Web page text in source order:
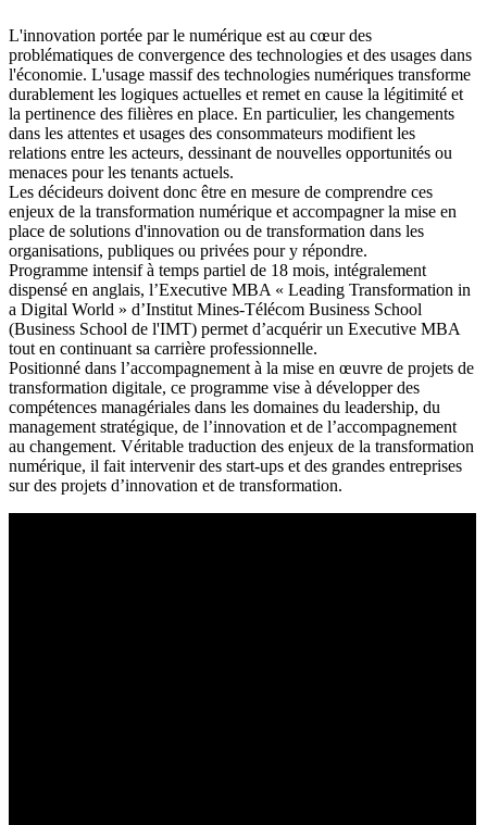
L'innovation portée par le numérique est au cœur des
problématiques de convergence des technologies et des usages dans
l'économie. L'usage massif des technologies numériques transforme
durablement les logiques actuelles et remet en cause la légitimité et
la pertinence des filières en place. En particulier, les changements
dans les attentes et usages des consommateurs modifient les
relations entre les acteurs, dessinant de nouvelles opportunités ou
menaces pour les tenants actuels.
Les décideurs doivent donc être en mesure de comprendre ces
enjeux de la transformation numérique et accompagner la mise en
place de solutions d'innovation ou de transformation dans les
organisations, publiques ou privées pour y répondre.
Programme intensif à temps partiel de 18 mois, intégralement
dispensé en anglais, l’Executive MBA « Leading Transformation in
a Digital World » d’Institut Mines-Télécom Business School
(Business School de l'IMT) permet d’acquérir un Executive MBA
tout en continuant sa carrière professionnelle.
Positionné dans l’accompagnement à la mise en œuvre de projets de
transformation digitale, ce programme vise à développer des
compétences managériales dans les domaines du leadership, du
management stratégique, de l’innovation et de l’accompagnement
au changement. Véritable traduction des enjeux de la transformation
numérique, il fait intervenir des start-ups et des grandes entreprises
sur des projets d’innovation et de transformation.